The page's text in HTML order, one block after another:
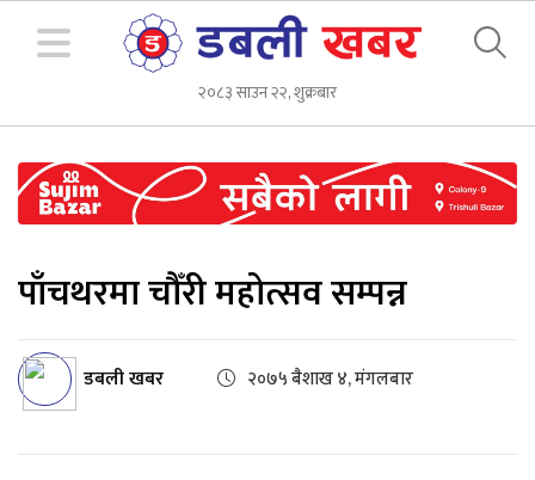
२०८३ साउन २२, शुक्रबार
पाँचथरमा चौँरी महोत्सव सम्पन्न
डबली खबर २०७५ बैशाख ४, मंगलबार